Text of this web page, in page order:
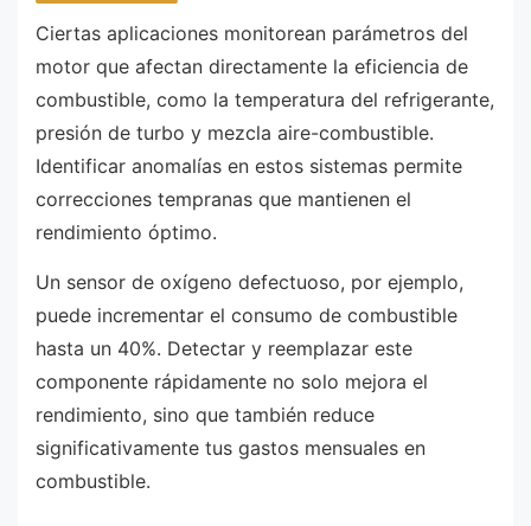
Ciertas aplicaciones monitorean parámetros del
motor que afectan directamente la eficiencia de
combustible, como la temperatura del refrigerante,
presión de turbo y mezcla aire-combustible.
Identificar anomalías en estos sistemas permite
correcciones tempranas que mantienen el
rendimiento óptimo.
Un sensor de oxígeno defectuoso, por ejemplo,
puede incrementar el consumo de combustible
hasta un 40%. Detectar y reemplazar este
componente rápidamente no solo mejora el
rendimiento, sino que también reduce
significativamente tus gastos mensuales en
combustible.